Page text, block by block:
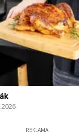
REKLAMA